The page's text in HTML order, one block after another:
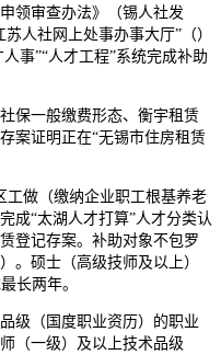
领审查办法》（锡人社发
苏人社网上处事办事大厅”（）
事”“人才工程”系统完成补助
一般缴费形态、衡宇租赁
案证明正在“无锡市住房租赁
做（缴纳企业职工根基养老
成“太湖人才打算”人才分类认
登记存案。补助对象不包罗
。硕士（高级技师及以上）
长两年。
（国度职业资历）的职业
（一级）及以上技术品级